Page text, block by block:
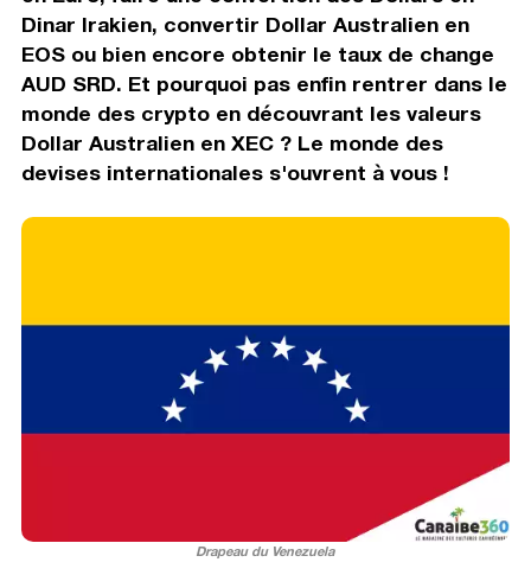
Dinar Irakien, convertir Dollar Australien en
EOS ou bien encore obtenir le taux de change
AUD SRD. Et pourquoi pas enfin rentrer dans le
monde des crypto en découvrant les valeurs
Dollar Australien en XEC ? Le monde des
devises internationales s'ouvrent à vous !
Drapeau du Venezuela